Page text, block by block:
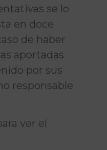
se lo
en doce
de haber
aportadas
por sus
responsable
ver el